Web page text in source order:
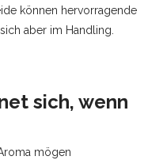
können hervorragende
aber im Handling.
sich, wenn
mögen